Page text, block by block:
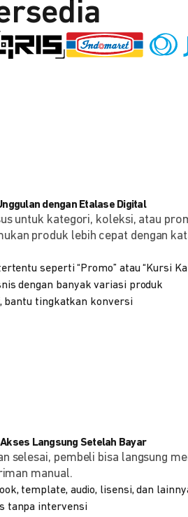
dengan Etalase Digital
untuk kategori, koleksi, atau
produk lebih cepat dengan
seperti “Promo” atau “Kursi
dengan banyak variasi produk
bantu tingkatkan konversi
Langsung Setelah Bayar
selesai, pembeli bisa langsung
manual.
template, audio, lisensi, dan
tanpa intervensi